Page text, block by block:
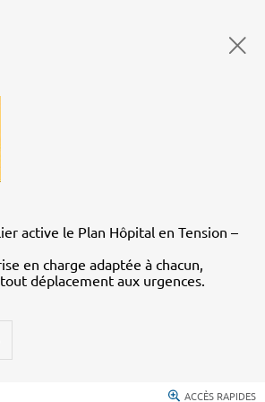
active le Plan Hôpital en Tension –
en charge adaptée à chacun,
déplacement aux urgences.
ACCÈS RAPIDES